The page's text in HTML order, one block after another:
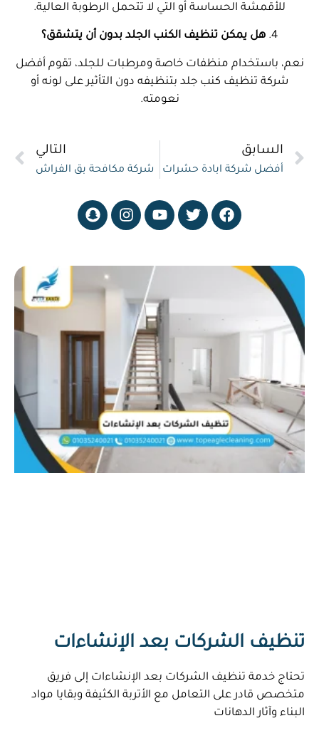
للأقمشة الحساسة أو التي لا تتحمل الرطوبة العالية.
4. هل يمكن تنظيف الكنب الجلد بدون أن يتشقق؟
نعم، باستخدام منظفات خاصة ومرطبات للجلد، تقوم أفضل
شركة تنظيف كنب جلد بتنظيفه دون التأثير على لونه أو
نعومته.
السابق
أفضل شركة ابادة حشرات
التالي
شركة مكافحة بق الفراش
تنظيف الشركات بعد الإنشاءات
تحتاج خدمة تنظيف الشركات بعد الإنشاءات إلى فريق
متخصص قادر على التعامل مع الأتربة الكثيفة وبقايا مواد
البناء وآثار الدهانات